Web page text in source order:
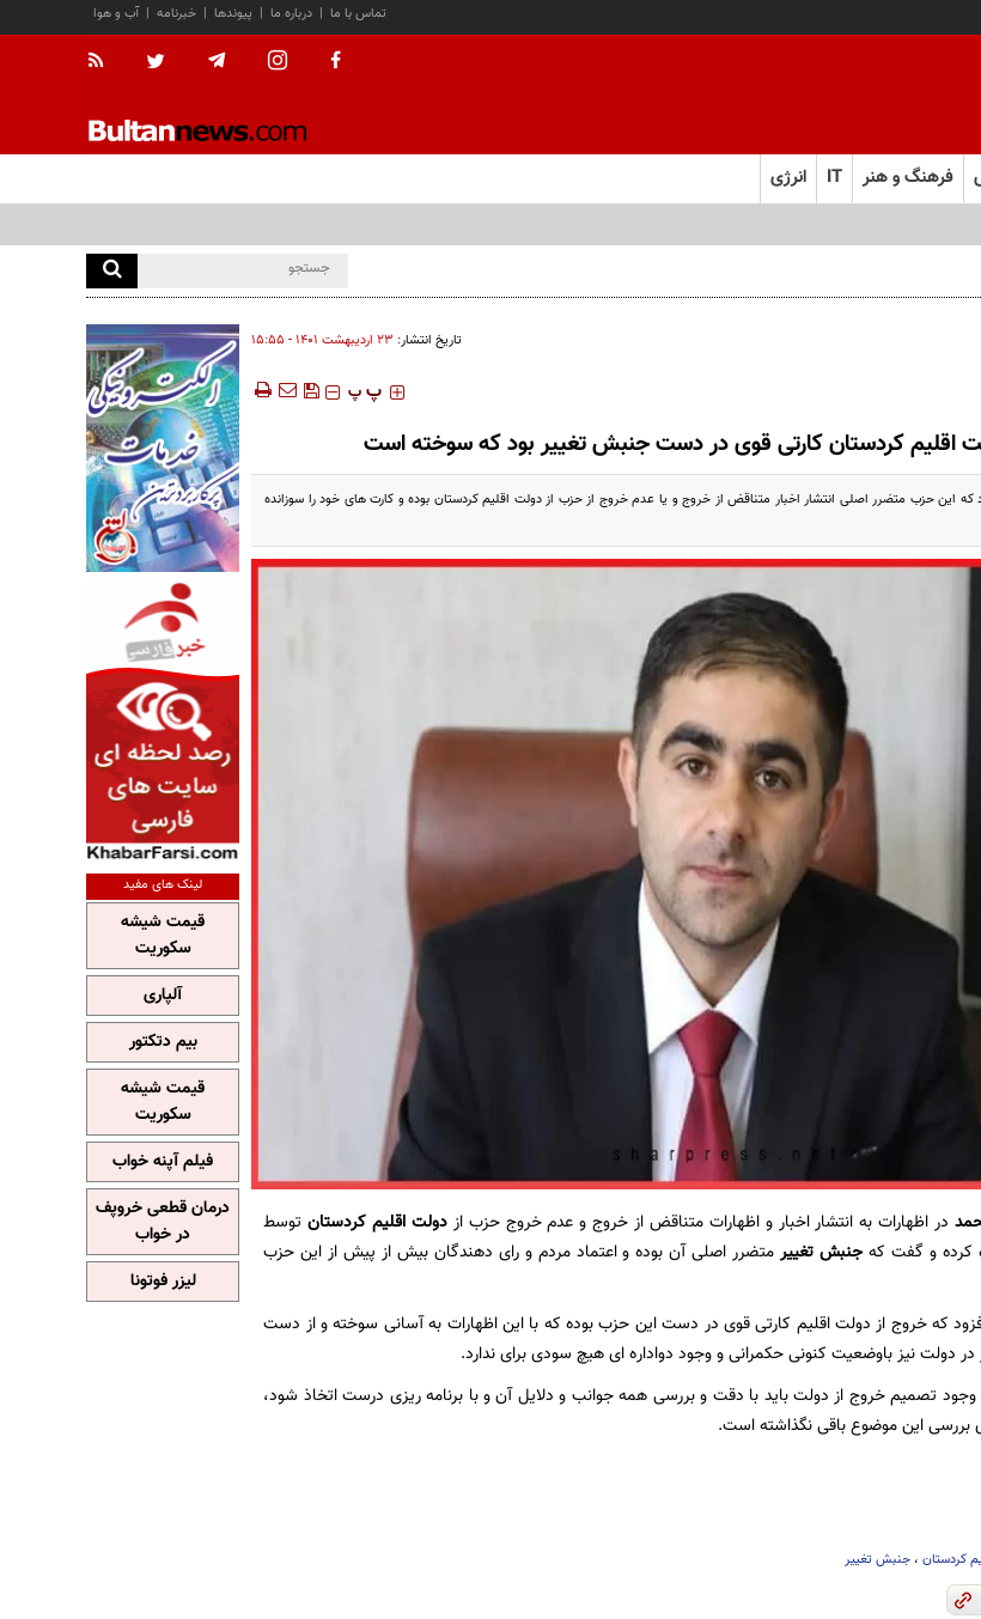
آب و هوا | خبرنامه | پیوندها | درباره ما | تماس با ما
فرهنگ و هنر IT انرژی
تاریخ انتشار: ۲۳ ارديبهشت ۱۴۰۱ - ۱۵:۵۵
‍‍‍ پ پ
اقلیم کردستان کارتی قوی در دست جنبش تغییر بود کە سوختە است
این حزب متضرر اصلی انتشار اخبار متناقض از خروج و یا عدم خروج از حزب از دولت اقلیم کردستان بودە و کارت های خود را سوزاندە
در اظهارات بە انتشار اخبار و اظهارات متناقض از خروج و عدم خروج حزب ازدولت اقلیم کردستانتوسط
کردە و گفت کەجنبش تغییر متضرر اصلی آن بودە و اعتماد مردم و رای دهندگان بیش از پیش از این حزب
کە خروج از دولت اقلیم کارتی قوی در دست این حزب بودە کە با این اظهارات بە آسانی سوختە و از دست
دولت نیز باوضعیت کنونی حکمرانی و وجود دوادارە ای هیچ سودی برای ندارد.
تصمیم خروج از دولت باید با دقت و بررسی همه جوانب و دلایل آن و با برنامه ریزی درست اتخاذ شود،
بررسی این موضوع باقی نگذاشتە است.
کردستان، جنبش تغییر
لینک های مفید
قیمت شیشه
سکوریت
آلپاری
بیم دتکتور
قیمت شیشه
سکوریت
فیلم آپنه خواب
درمان قطعی خروپف
در خواب
لیزر فوتونا